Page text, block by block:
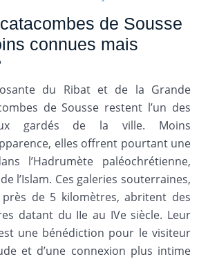
de Sousse
connues mais
du Ribat et de la Grande
de Sousse restent l’un des
gardés de la ville. Moins
elles offrent pourtant une
l’Hadrumète paléochrétienne,
l’Islam. Ces galeries souterraines,
de 5 kilomètres, abritent des
datant du IIe au IVe siècle. Leur
une bénédiction pour le visiteur
et d’une connexion plus intime